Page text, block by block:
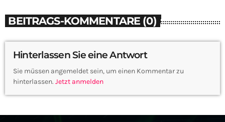
BEITRAGS-KOMMENTARE (0)
Hinterlassen Sie eine Antwort
Sie müssen angemeldet sein, um einen Kommentar zu
hinterlassen. Jetzt anmelden